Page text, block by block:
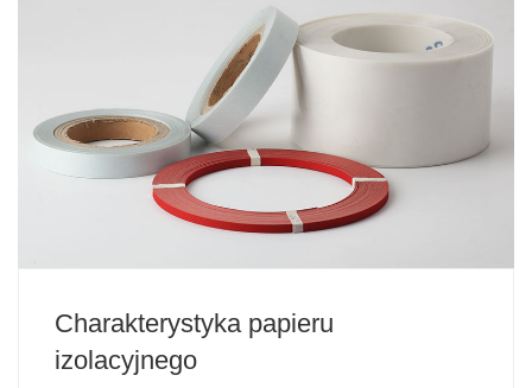
Charakterystyka papieru
izolacyjnego